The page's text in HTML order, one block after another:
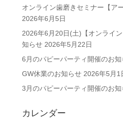
オンライン歯磨きセミナー【ア
2026年6月5日
2026年6月20日(土)【オンライ
知らせ 2026年5月22日
6月のパピーパーティ開催のお知
GW休業のお知らせ 2026年5月1
3月のパピーパーティ開催のお知
カレンダー